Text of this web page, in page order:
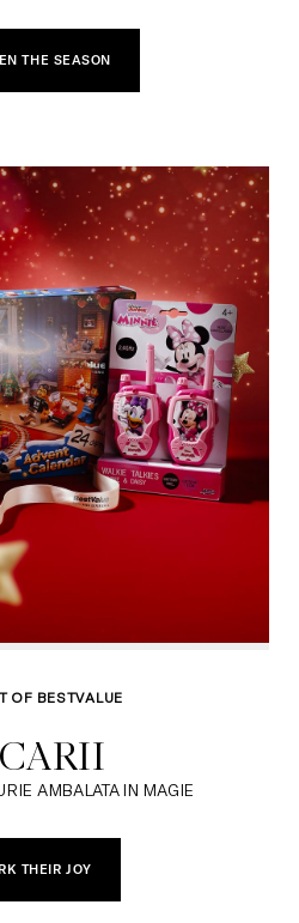
THE SEASON
OF BESTVALUE
AMBALATA IN MAGIE
THEIR JOY